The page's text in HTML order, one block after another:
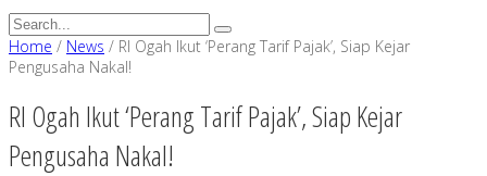
Home / News / RI Ogah Ikut ‘Perang Tarif Pajak’, Siap Kejar
Pengusaha Nakal!
RI Ogah Ikut ‘Perang Tarif Pajak’, Siap Kejar
Pengusaha Nakal!